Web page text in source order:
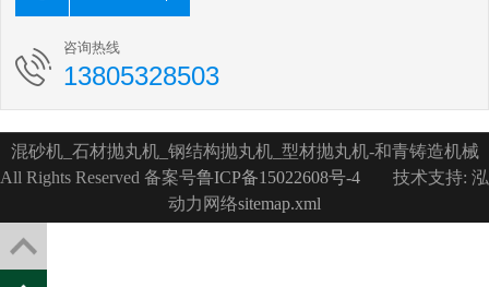
咨询热线
13805328503
混砂机_石材抛丸机_钢结构抛丸机_型材抛丸机-和青铸造机械
All Rights Reserved 备案号鲁ICP备15022608号-4
技术支持: 泓
动力网络sitemap.xml